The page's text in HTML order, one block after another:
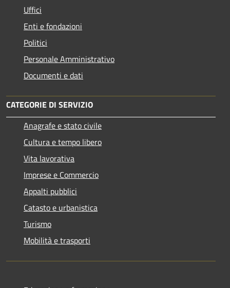
Uffici
Enti e fondazioni
Politici
Personale Amministrativo
Documenti e dati
CATEGORIE DI SERVIZIO
Anagrafe e stato civile
Cultura e tempo libero
Vita lavorativa
Imprese e Commercio
Appalti pubblici
Catasto e urbanistica
Turismo
Mobilità e trasporti